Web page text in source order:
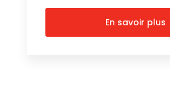
En savoir plus